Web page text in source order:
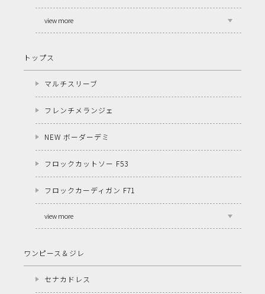
view more
トップス
マルチスリーブ
フレンチメランジェ
NEW ボーダーデミ
フロックカットソー F53
フロックカーディガン F71
view more
ワンピース＆ジレ
セナカドレス